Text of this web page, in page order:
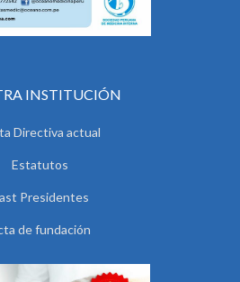
INSTITUCIÓN
Directiva actual
Estatutos
Presidentes
de fundación